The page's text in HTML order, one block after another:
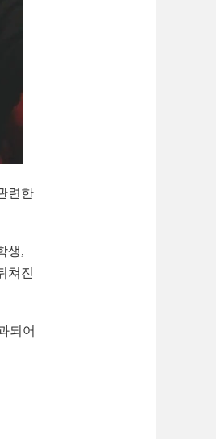
련한
생,
쳐진
되어